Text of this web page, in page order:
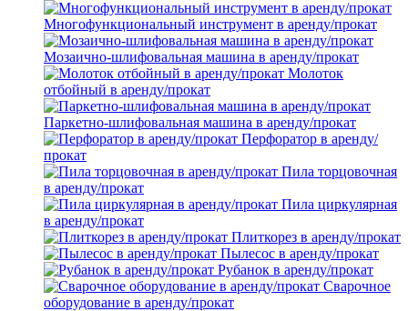
Многофункциональный инструмент в аренду/прокат
Мозаично-шлифовальная машина в аренду/прокат
Молоток
отбойный в аренду/прокат
Паркетно-шлифовальная машина в аренду/прокат
Перфоратор в аренду/
прокат
Пила торцовочная
в аренду/прокат
Пила циркулярная
в аренду/прокат
Плиткорез в аренду/прокат
Пылесос в аренду/прокат
Рубанок в аренду/прокат
Сварочное
оборудование в аренду/прокат